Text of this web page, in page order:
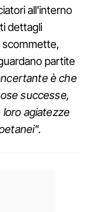
all'interno
dettagli
scommette,
partite
è che
successe,
agiatezze